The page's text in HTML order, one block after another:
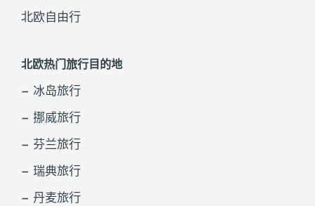
北欧自由行
北欧热门旅行目的地
– 冰岛旅行
– 挪威旅行
– 芬兰旅行
– 瑞典旅行
– 丹麦旅行